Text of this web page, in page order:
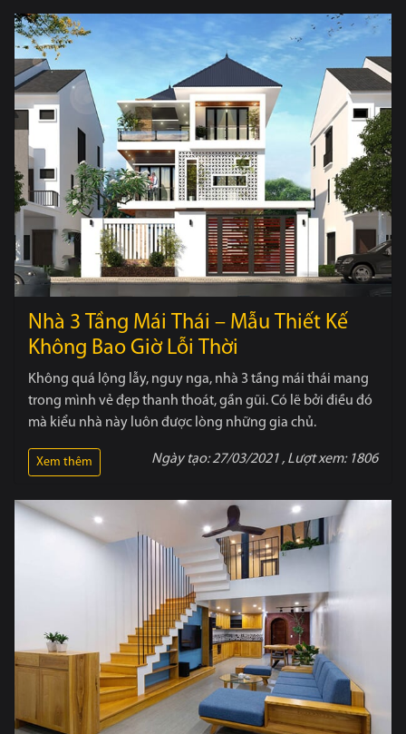
Nhà 3 Tầng Mái Thái – Mẫu Thiết Kế
Không Bao Giờ Lỗi Thời
Không quá lộng lẫy, nguy nga, nhà 3 tầng mái thái mang
trong mình vẻ đẹp thanh thoát, gần gũi. Có lẽ bởi điều đó
mà kiểu nhà này luôn được lòng những gia chủ.
Xem thêm Ngày tạo:27/03/2021 , Lượt xem: 1806